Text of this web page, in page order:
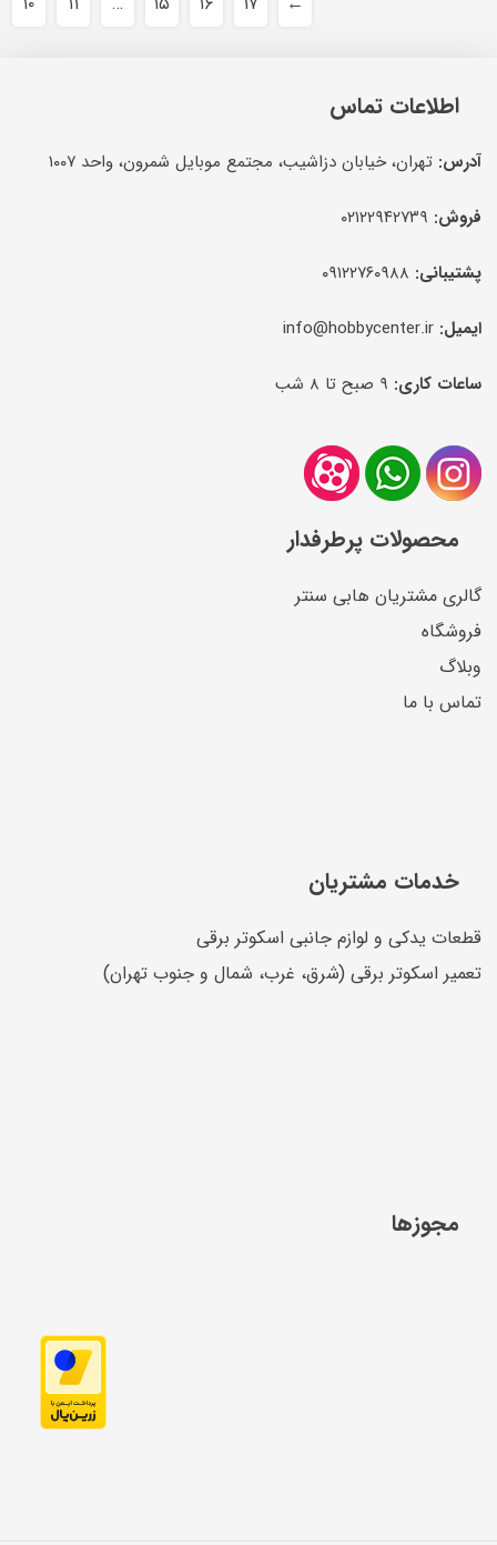
اطلاعات تماس
آدرس: تهران، خیابان دزاشیب، مجتمع موبایل شمرون، واحد ۱۰۰۷
فروش:
پشتیبانی:
ایمیل: info@hobbycenter.ir
ساعات کاری:
محصولات پرطرفدار
گالری مشتریان هابی سنتر
فروشگاه
وبلاگ
تماس با ما
خدمات مشتریان
قطعات یدکی و لوازم جانبی اسکوتر برقی
تعمیر اسکوتر برقی (شرق، غرب، شمال و جنوب تهران)
مجوزها